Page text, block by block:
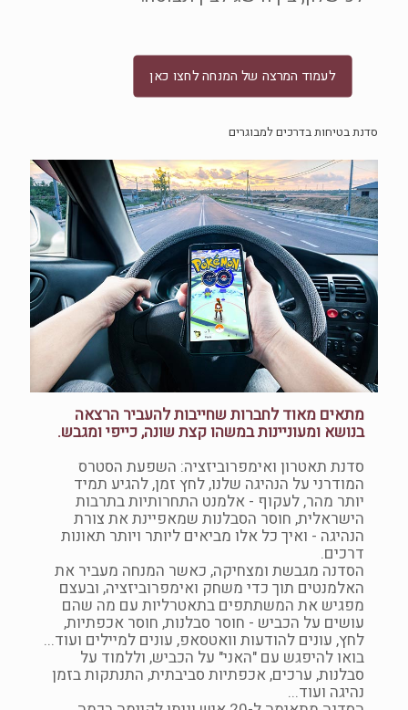
לעמוד המרצה של המנחה לחצו כאן
סדנת בטיחות בדרכים למבוגרים
מתאים מאוד לחברות שחייבות להעביר הרצאה
בנושא ומעוניינות במשהו קצת שונה, כייפי ומגבש.
סדנת תאטרון ואימפרוביזציה: השפעת הסטרס
המודרני על הנהיגה שלנו, לחץ זמן, להגיע תמיד
יותר מהר, לעקוף - אלמנט התחרותיות בתרבות
הישראלית, חוסר הסבלנות שמאפיינת את צורת
הנהיגה - ואיך כל אלו מביאים ליותר ויותר תאונות
דרכים.
הסדנה מגבשת ומצחיקה, כאשר המנחה מעביר את
האלמנטים תוך כדי משחק ואימפרוביזציה, ובעצם
מפגיש את המשתתפים בתאטרליות עם מה שהם
עושים על הכביש - חוסר סבלנות, חוסר אכפתיות,
לחץ, עונים להודעות וואטסאפ, עונים למיילים ועוד...
בואו להיפגש עם "האני" על הכביש, וללמוד על
סבלנות, ערכים, אכפתיות סביבתית, התנתקות בזמן
נהיגה ועוד...